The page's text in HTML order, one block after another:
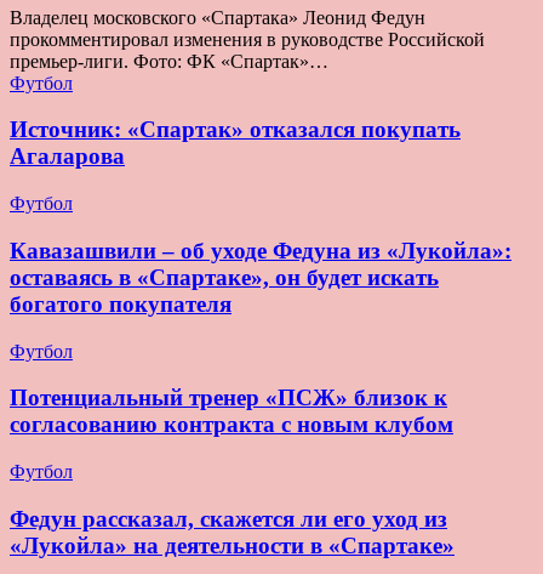
Владелец московского «Спартака» Леонид Федун
прокомментировал изменения в руководстве Российской
премьер-лиги. Фото: ФК «Спартак»…
Футбол
Источник: «Спартак» отказался покупать
Агаларова
Футбол
Кавазашвили – об уходе Федуна из «Лукойла»:
оставаясь в «Спартаке», он будет искать
богатого покупателя
Футбол
Потенциальный тренер «ПСЖ» близок к
согласованию контракта с новым клубом
Футбол
Федун рассказал, скажется ли его уход из
«Лукойла» на деятельности в «Спартаке»